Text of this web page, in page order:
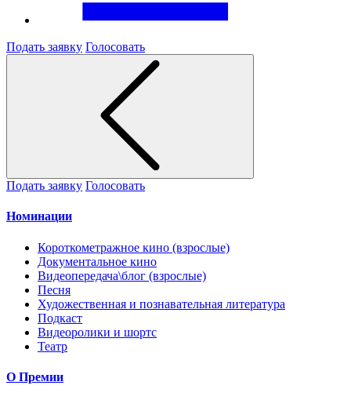
Подать заявку Голосовать
Подать заявку Голосовать
Номинации
Короткометражное кино (взрослые)
Документальное кино
Видеопередача\блог (взрослые)
Песня
Художественная и познавательная литература
Подкаст
Видеоролики и шортс
Театр
О Премии